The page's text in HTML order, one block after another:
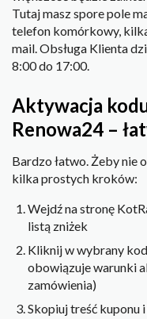
Tutaj masz spore pole
telefon komórkowy,
mail. Obsługa Klienta
8:00 do 17:00.
Aktywacja
Renowa24 –
Bardzo łatwo. Żeby nie
kilka prostych kroków:
Wejdź na stronę
listą zniżek
Kliknij w wybrany
obowiązuje warunki
zamówienia)
Skopiuj treść kuponu